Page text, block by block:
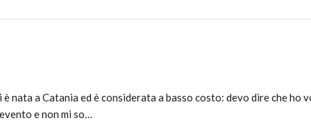
nata a Catania ed è considerata a basso costo: devo dire che ho
e non mi so…